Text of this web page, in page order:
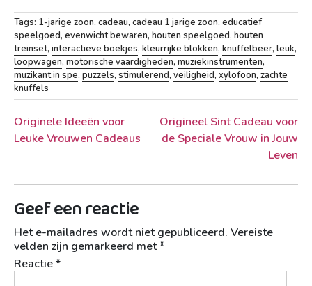
Tags: 1-jarige zoon, cadeau, cadeau 1 jarige zoon, educatief
speelgoed, evenwicht bewaren, houten speelgoed, houten
treinset, interactieve boekjes, kleurrijke blokken, knuffelbeer, leuk,
loopwagen, motorische vaardigheden, muziekinstrumenten,
muzikant in spe, puzzels, stimulerend, veiligheid, xylofoon, zachte
knuffels
Berichtnavigatie
Originele Ideeën voor
Leuke Vrouwen Cadeaus
Origineel Sint Cadeau voor
de Speciale Vrouw in Jouw
Leven
Geef een reactie
Het e-mailadres wordt niet gepubliceerd. Vereiste
velden zijn gemarkeerd met*
Reactie*